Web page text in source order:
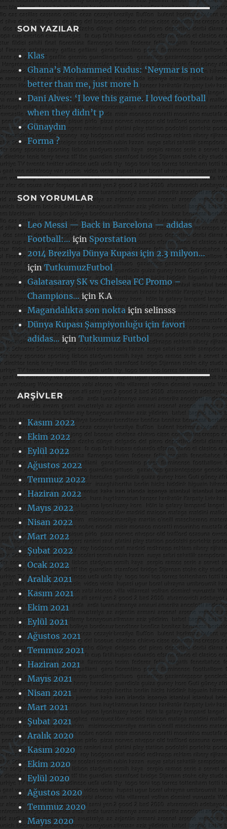
SON YAZILAR
Klas
Ghana’s Mohammed Kudus: ‘Neymar is not
better than me, just more h
Dani Alves: ‘I love this game. I loved football
when they didn’t p
Günaydın
Forma ?
SON YORUMLAR
Leo Messi — Back in Barcelona — adidas
Football:… içinSporstation
2014 Brezilya Dünya Kupası için 2.3 milyon…
içinTutkumuzFutbol
Galatasaray SK vs Chelsea FC Promo –
Champions… içinK.A
Magandalıkta son noktaiçin selinsss
Dünya Kupası Şampiyonluğu için favori
adidas… içinTutkumuz Futbol
ARŞIVLER
Kasım 2022
Ekim 2022
Eylül 2022
Ağustos 2022
Temmuz 2022
Haziran 2022
Mayıs 2022
Nisan 2022
Mart 2022
Şubat 2022
Ocak 2022
Aralık 2021
Kasım 2021
Ekim 2021
Eylül 2021
Ağustos 2021
Temmuz 2021
Haziran 2021
Mayıs 2021
Nisan 2021
Mart 2021
Şubat 2021
Aralık 2020
Kasım 2020
Ekim 2020
Eylül 2020
Ağustos 2020
Temmuz 2020
Mayıs 2020